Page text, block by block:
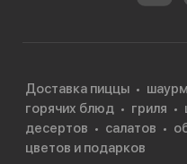
Доставка пиццы
горячих блюд
гриля
десертов
салатов
цветов и подарков